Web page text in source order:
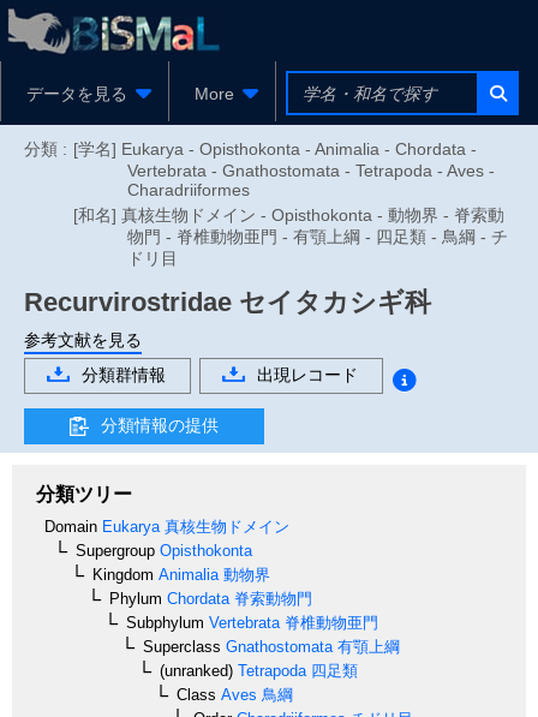
データを見る More
分類 : [学名] Eukarya - Opisthokonta - Animalia - Chordata -
Vertebrata - Gnathostomata - Tetrapoda - Aves -
Charadriiformes
[和名] 真核生物ドメイン - Opisthokonta - 動物界 - 脊索動
物門 - 脊椎動物亜門 - 有顎上綱 - 四足類 - 鳥綱 - チ
ドリ目
Recurvirostridae セイタカシギ科
参考文献を見る
分類群情報
出現レコード
分類情報の提供
分類ツリー
Domain Eukarya 真核生物ドメイン
Supergroup Opisthokonta
Kingdom Animalia 動物界
Phylum Chordata 脊索動物門
Subphylum Vertebrata 脊椎動物亜門
Superclass Gnathostomata 有顎上綱
(unranked) Tetrapoda 四足類
Class Aves 鳥綱